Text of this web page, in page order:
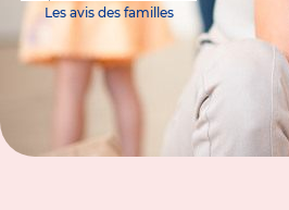
Les avis des familles